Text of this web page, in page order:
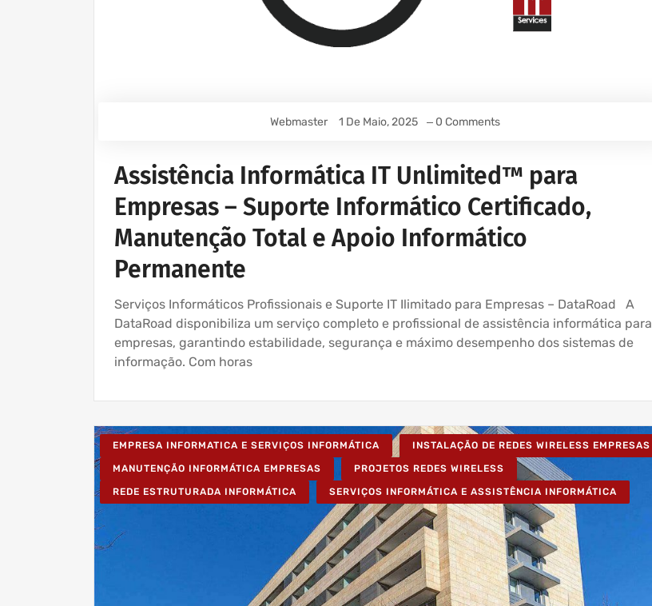
Webmaster 1 De Maio, 2025 0 Comments
Assistência Informática IT Unlimited™ para
Empresas – Suporte Informático Certificado,
Manutenção Total e Apoio Informático
Permanente
Serviços Informáticos Profissionais e Suporte IT Ilimitado para Empresas – DataRoad A
DataRoad disponibiliza um serviço completo e profissional de assistência informática para
empresas, garantindo estabilidade, segurança e máximo desempenho dos sistemas de
informação. Com horas
EMPRESA INFORMATICA E SERVIÇOS INFORMÁTICA INSTALAÇÃO DE REDES WIRELESS EMPRESAS
MANUTENÇÃO INFORMÁTICA EMPRESAS PROJETOS REDES WIRELESS
REDE ESTRUTURADA INFORMÁTICA SERVIÇOS INFORMÁTICA E ASSISTÊNCIA INFORMÁTICA